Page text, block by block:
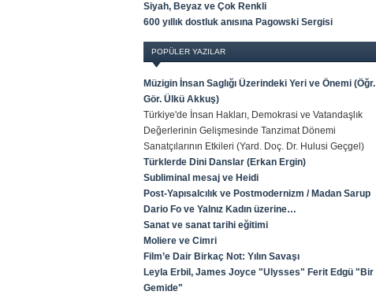
Siyah, Beyaz ve Çok Renkli
600 yıllık dostluk anısına Pagowski Sergisi
POPÜLER YAZILAR
Müzigin İnsan Saglığı Üzerindeki Yeri ve Önemi (Öğr.
Gör. Ülkü Akkuş)
Türkiye'de İnsan Hakları, Demokrasi ve Vatandaşlık
Değerlerinin Gelişmesinde Tanzimat Dönemi
Sanatçılarının Etkileri (Yard. Doç. Dr. Hulusi Geçgel)
Türklerde Dini Danslar (Erkan Ergin)
Subliminal mesaj ve Heidi
Post-Yapısalcılık ve Postmodernizm / Madan Sarup
Dario Fo ve Yalnız Kadın üzerine…
Sanat ve sanat tarihi eğitimi
Moliere ve Cimri
Film’e Dair Birkaç Not: Yılın Savaşı
Leyla Erbil, James Joyce "Ulysses" Ferit Edgü "Bir
Gemide"